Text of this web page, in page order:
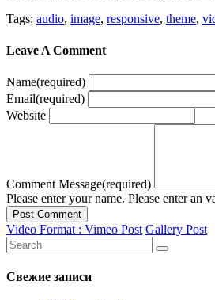
Tags: audio, image, responsive, theme,
Leave A Comment
Name(required)
Email(required)
Website
Comment Message(required)
Please enter your name. Please enter an
Post Comment
Video Format : Vimeo Post Gallery Post
Свежие записи